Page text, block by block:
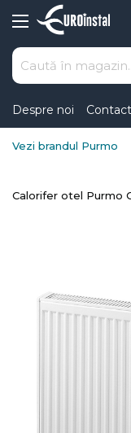
to
Content
Despre noi Contact
Vezi brandul Purmo
Calorifer otel Purmo